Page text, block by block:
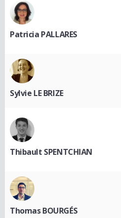
Patricia PALLARES
Sylvie LE BRIZE
Thibault SPENTCHIAN
Thomas BOURGÉS